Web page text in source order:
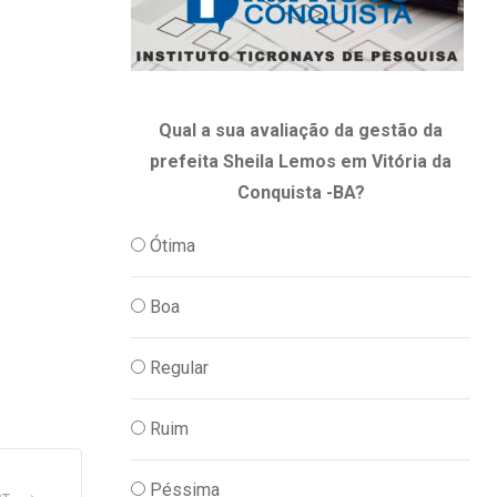
Qual a sua avaliação da gestão da
prefeita Sheila Lemos em Vitória da
Conquista -BA?
Ótima
Boa
Regular
Ruim
Péssima